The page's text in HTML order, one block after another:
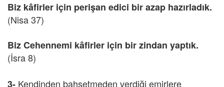
Biz kâfirler için perişan edici bir azap hazırladık.
(Nisa 37)
Biz Cehennemi kâfirler için bir zindan yaptık.
(İsra 8)
3- Kendinden bahsetmeden verdiği emirlere